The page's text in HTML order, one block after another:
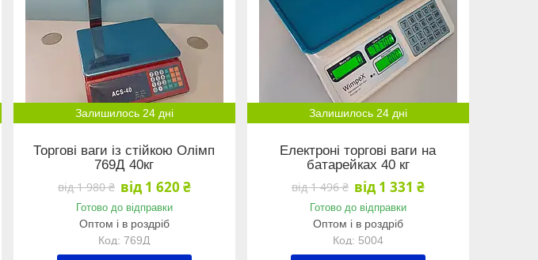
Залишилось 24 дні
Торгові ваги із стійкою Олімп
769Д 40кг
від 1 980 ₴ від 1 620 ₴
Готово до відправки
Оптом і в роздріб
769Д
Залишилось 24 дні
Елeктpoні торгові ваги нa
бaтapeйкaх 40 кг
від 1 496 ₴ від 1 331 ₴
Готово до відправки
Оптом і в роздріб
5004